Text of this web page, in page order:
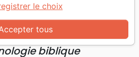
du mal
biblique
tous
le choix